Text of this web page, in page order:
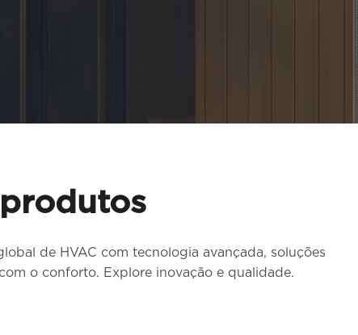
de HVAC com tecnologia avançada, soluções
o conforto. Explore inovação e qualidade.